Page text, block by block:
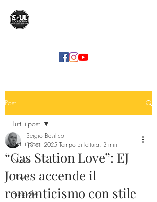
Post
Tutti i post
News
Playlist
Biografie
Tutti i post
“Gas Station Love”: EJ
Jones accende il
romanticismo con stile
Sergio Basilico
10 ott 2025 Tempo di lettura: 2 min